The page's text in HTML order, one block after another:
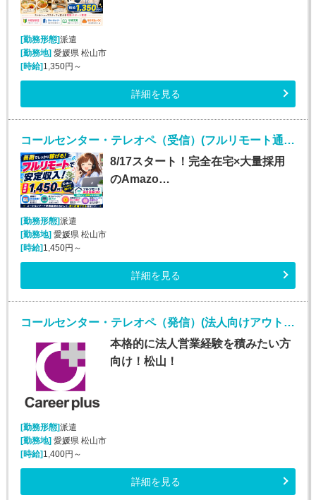
[勤務形態]派遣
[勤務地]愛媛県 松山市
[時給]1,350円～
詳細を見る
コールセンター・テレオペ（受信）(フルリモート通販コールセンター受信)
8/17スタート！完全在宅×大量採用
のAmazo…
[勤務形態]派遣
[勤務地] 愛媛県 松山市
[時給] 1,450円～
詳細を見る
コールセンター・テレオペ（発信）(法人向けアウトバウンド業務/週5/9~18時)
本格的に法人営業経験を積みたい方
向け！松山！
[勤務形態]派遣
[勤務地] 愛媛県 松山市
[時給] 1,400円～
詳細を見る